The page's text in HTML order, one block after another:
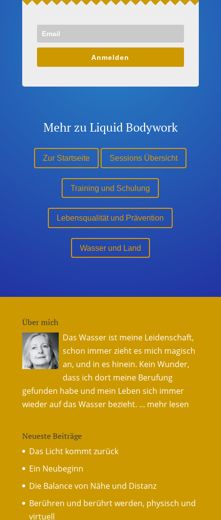
Anmelden
Mehr zu Liquid Bodywork
Zur Startseite Sessions Übersicht
Training und Schulung
Lebensqualität und Prävention
Wasser und Land
Über mich
Das Wasser ist meine Leidenschaft,
schon immer zieht es mich magisch
an, und in es hinein. Kein Wunder,
dass ich dort meine Berufung
gefunden habe und mein Leben sich immer
wieder auf das Wasser bezieht. ... mehr lesen
Neueste Beiträge
Das Licht kommt zurück
Ein Neubeginn
Die Balance von Nähe und Distanz
Berühren und berührt werden, physisch und
virtuell